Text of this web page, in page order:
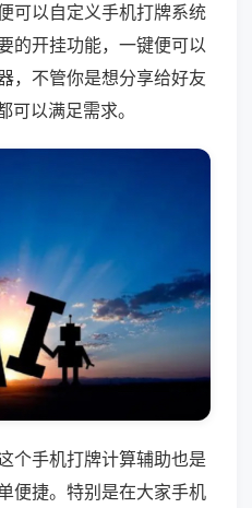
可以自定义手机打牌系统
的开挂功能，一键便可以
，不管你是想分享给好友
可以满足需求。
个手机打牌计算辅助也是
便捷。特别是在大家手机